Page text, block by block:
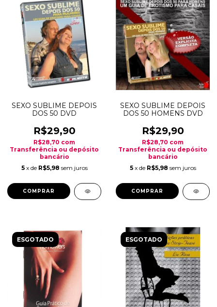
SEXO SUBLIME DEPOIS
DOS 50 DVD
R$29,90
R$28,70 com
Transferência ou depósito
bancário
5 x de R$5,98 sem juros
SEXO SUBLIME DEPOIS
DOS 50 HOMENS DVD
R$29,90
R$28,70 com
Transferência ou depósito
bancário
5 x de R$5,98 sem juros
ESGOTADO ESGOTADO